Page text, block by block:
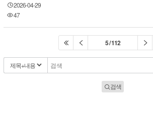
2026-04-29
47
5 / 112
검색